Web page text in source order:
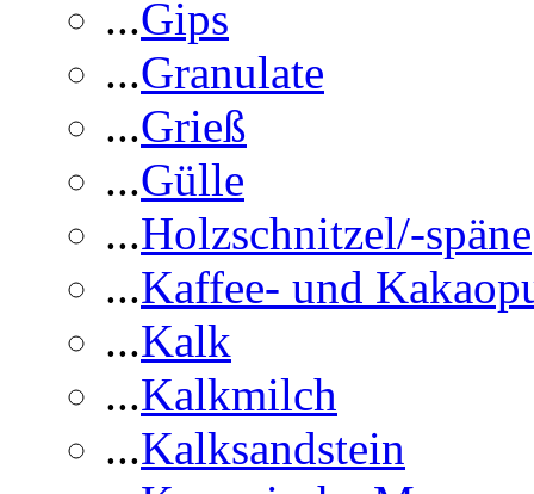
...Gips
...Granulate
...Grieß
...Gülle
...Holzschnitzel/-späne
...Kaffee- und
...Kalk
...Kalkmilch
...Kalksandstein